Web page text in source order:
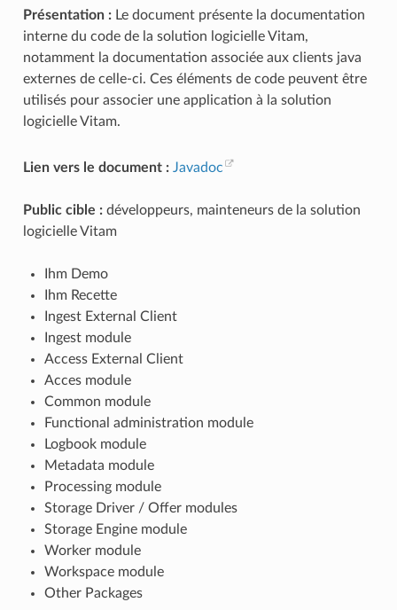
Présentation :Le document présente la documentation
interne du code de la solution logicielle Vitam,
notamment la documentation associée aux clients java
externes de celle-ci. Ces éléments de code peuvent être
utilisés pour associer une application à la solution
logicielle Vitam.
Lien vers le document : Javadoc
Public cible :développeurs, mainteneurs de la solution
logicielle Vitam
Ihm Demo
Ihm Recette
Ingest External Client
Ingest module
Access External Client
Acces module
Common module
Functional administration module
Logbook module
Metadata module
Processing module
Storage Driver / Offer modules
Storage Engine module
Worker module
Workspace module
Other Packages